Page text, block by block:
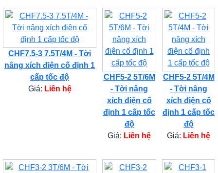
CHF7.5-3 7.5T/4M - Tời
nâng xích điện cố định 1
cấp tốc độ
Giá: Liên hệ
CHF5-2 5T/6M
- Tời nâng
xích điện cố
định 1 cấp tốc
độ
Giá: Liên hệ
CHF5-2 5T/4M
- Tời nâng
xích điện cố
định 1 cấp tốc
độ
Giá: Liên hệ